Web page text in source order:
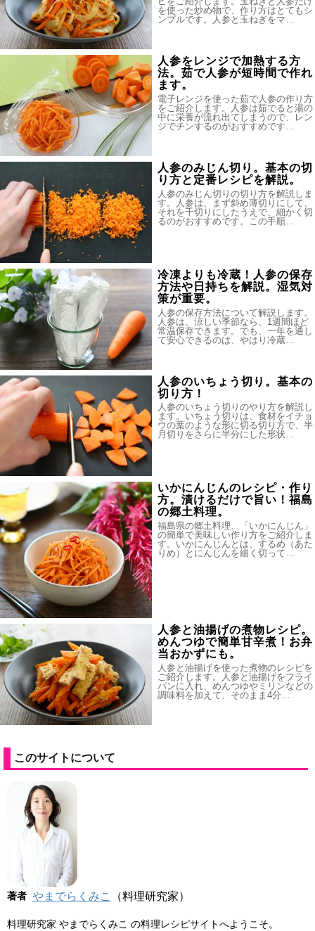
を使った炒め物で、作り方はとてもシ
ンプルです。人参と玉ねぎをマ…
人参をレンジで加熱する方
法。茹で人参が短時間で作れ
ます。
電子レンジを使った茹で人参の作り方
をご紹介します。人参は茹でると湯の
中に栄養が流れ出てしまうので、レン
ジでチンするのがおすすめです…
人参のみじん切り。基本の切
り方と定番レシピを解説。
人参のみじん切りの切り方を解説しま
す。人参は、まず斜め薄切りにして、
それを千切りにしたうえで、細かく切
るのがおすすめです。この手順…
冷凍よりも冷蔵！人参の保存
方法や日持ちを解説。湿気対
策が重要。
人参の保存方法について解説します。
人参は、涼しい季節なら、1週間ほど
常温保存できます。でも、一年を通し
て安心できるのは、やはり冷蔵…
人参のいちょう切り。基本の
切り方！
人参のいちょう切りのやり方を解説し
ます。いちょう切りは、食材をイチョ
ウの葉のような形に切る切り方で、半
月切りをさらに半分にした形状…
いかにんじんのレシピ・作り
方。漬けるだけで旨い！福島
の郷土料理。
福島県の郷土料理、「いかにんじん」
の簡単で美味しい作り方をご紹介しま
す。いかにんじんとは、するめ（あた
りめ）とにんじんを細く切って…
人参と油揚げの煮物レシピ。
めんつゆで簡単甘辛煮！お弁
当おかずにも。
人参と油揚げを使った煮物のレシピを
ご紹介します。人参と油揚げをフライ
パンに入れ、めんつゆやミリンなどの
調味料を加えて、そのまま4分…
このサイトについて
著者 やまでらくみこ （料理研究家）
料理研究家 やまでらくみこ の料理レシピサイトへようこそ。